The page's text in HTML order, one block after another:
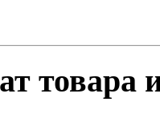
товара